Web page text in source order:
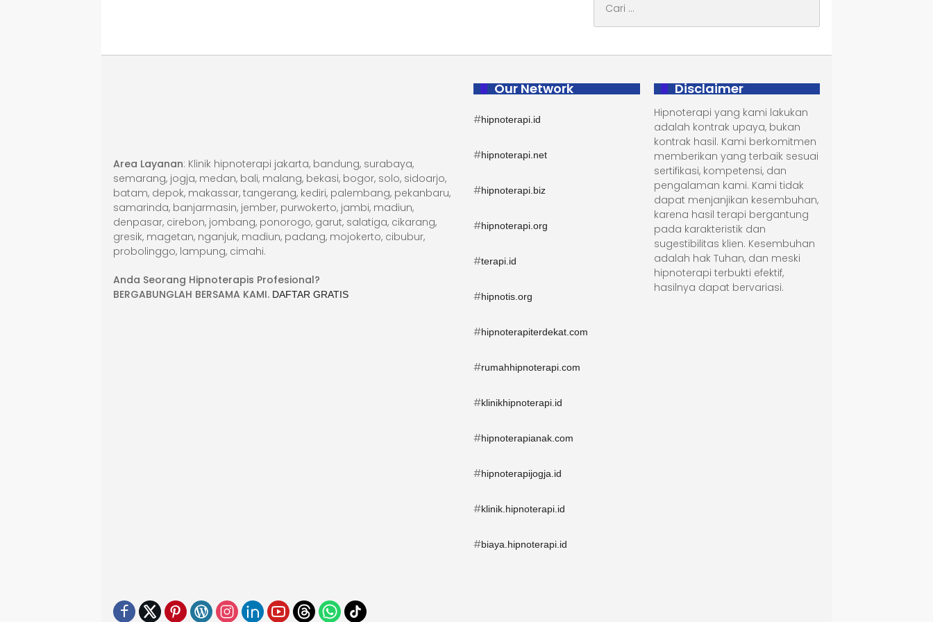
untuk:
Area Layanan: Klinik hipnoterapi jakarta, bandung, surabaya,
semarang, jogja, medan, bali, malang, bekasi, bogor, solo, sidoarjo,
batam, depok, makassar, tangerang, kediri, palembang, pekanbaru,
samarinda, banjarmasin, jember, purwokerto, jambi, madiun,
denpasar, cirebon, jombang, ponorogo, garut, salatiga, cikarang,
gresik, magetan, nganjuk, madiun, padang, mojokerto, cibubur,
probolinggo, lampung, cimahi.
Anda Seorang Hipnoterapis Profesional?
BERGABUNGLAH BERSAMA KAMI. DAFTAR GRATIS
Our Network
#hipnoterapi.id
#hipnoterapi.net
#hipnoterapi.biz
#hipnoterapi.org
#terapi.id
#hipnotis.org
#hipnoterapiterdekat.com
#rumahhipnoterapi.com
#klinikhipnoterapi.id
#hipnoterapianak.com
#hipnoterapijogja.id
#klinik.hipnoterapi.id
#biaya.hipnoterapi.id
Disclaimer
Hipnoterapi yang kami lakukan
adalah kontrak upaya, bukan
kontrak hasil. Kami berkomitmen
memberikan yang terbaik sesuai
sertifikasi, kompetensi, dan
pengalaman kami. Kami tidak
dapat menjanjikan kesembuhan,
karena hasil terapi bergantung
pada karakteristik dan
sugestibilitas klien. Kesembuhan
adalah hak Tuhan, dan meski
hipnoterapi terbukti efektif,
hasilnya dapat bervariasi.